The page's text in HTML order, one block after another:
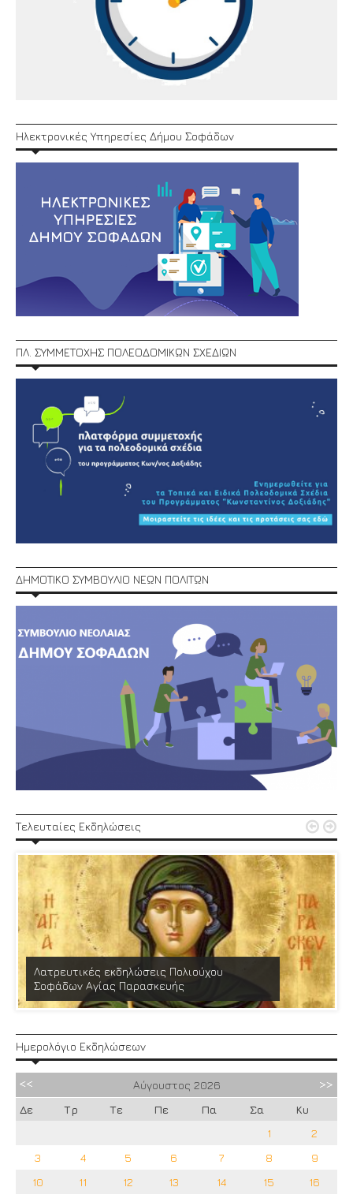
Ηλεκτρονικές Υπηρεσίες Δήμου Σοφάδων
ΠΛ. ΣΥΜΜΕΤΟΧΗΣ ΠΟΛΕΟΔΟΜΙΚΩΝ ΣΧΕΔΙΩΝ
ΔΗΜΟΤΙΚΟ ΣΥΜΒΟΥΛΙΟ ΝΕΩΝ ΠΟΛΙΤΩΝ
Τελευταίες Εκδηλώσεις
Λατρευτικές εκδηλώσεις Πολιούχου
Σοφάδων Αγίας Παρασκευής
 
Ημερολόγιο Εκδηλώσεων
Αύγουστος 2026
Δε
Τρ Τε Πε Πα Σα
Κυ
1
2
3
4 5 6 7 8
9
10
11 12 13 14 15
16